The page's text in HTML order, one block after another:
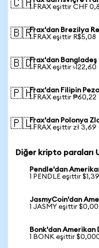
🇨🇭1 FRAX eşittir CHF
🇧🇷Frax'dan Brezilya
1 FRAX eşittir R$5,08
🇧🇩Frax'dan Bangladeş
1 FRAX eşittir ৳122,60
🇵🇭Frax'dan Filipin
1 FRAX eşittir ₱60,22
🇵🇱Frax'dan Polonya
1 FRAX eşittir zł 3,69
Diğer kripto paraları
Pendle'dan
1 PENDLE eşittir $1,39
JasmyCoin'dan
1 JASMY eşittir
Bonk'dan Amerikan
1 BONK eşittir